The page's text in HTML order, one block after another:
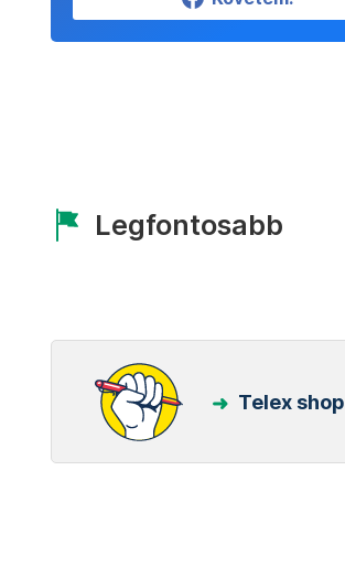
Legfontosabb
Telex shop